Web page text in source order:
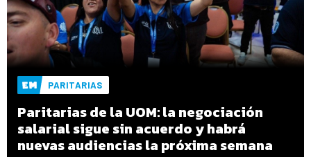
PARITARIAS
Paritarias de la UOM: la negociación
salarial sigue sin acuerdo y habrá
nuevas audiencias la próxima semana